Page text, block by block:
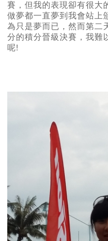
賽，但我的表現卻有很大
做夢都一直夢到我會站上
為只是夢而已，然而第二
分的積分晉級決賽，我難
呢!